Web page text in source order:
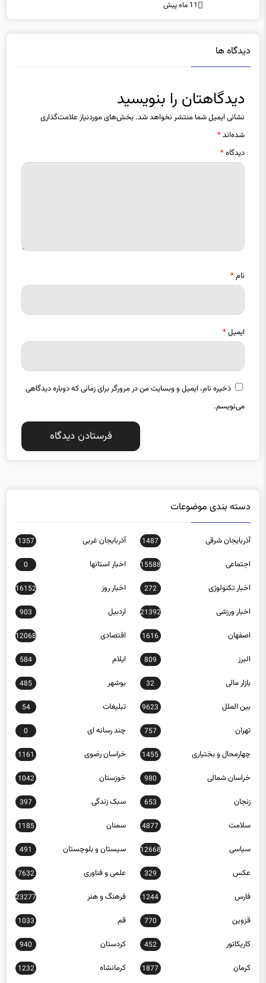
11 ماه پیش
دیدگاه ها
دیدگاهتان را بنویسید
نشانی ایمیل شما منتشر نخواهد شد. بخش‌های موردنیاز علامت‌گذاری
شده‌اند*
دیدگاه*
نام*
ایمیل*
ذخیره نام، ایمیل و وبسایت من در مرورگر برای زمانی که دوباره دیدگاهی
می‌نویسم.
دسته بندی موضوعات
آذربایجان شرقی 1487 آذربایجان غربی 1357
اجتماعی 15588 اخبار استانها 0
اخبار تکنولوژی 272 اخبار روز 16152
اخبار ورزشی 21392 اردبیل 903
اصفهان 1616 اقتصادی 12068
البرز 809 ایلام 584
بازار مالی 32 بوشهر 485
بین الملل 9623 تبلیغات 54
تهران 757 چند رسانه ای 0
چهارمحال و بختیاری 1455 خراسان رضوی 1161
خراسان شمالی 980 خوزستان 1042
زنجان 653 سبک زندگی 397
سلامت 4877 سمنان 1185
سیاسی 12668 سیستان و بلوچستان 491
عکس 329 علمی و فناوری 7632
فارس 1244 فرهنگ و هنر 23277
قزوین 770 قم 1033
کاریکاتور 452 کردستان 940
کرمان 1877 کرمانشاه 1232